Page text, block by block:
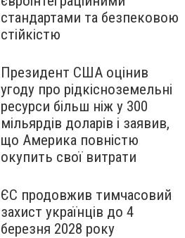
стандартами та безпековою
стійкістю
Президент США оцінив
угоду про рідкісноземельні
ресурси більш ніж у 300
мільярдів доларів і заявив,
що Америка повністю
окупить свої витрати
ЄС продовжив тимчасовий
захист українців до 4
березня 2028 року